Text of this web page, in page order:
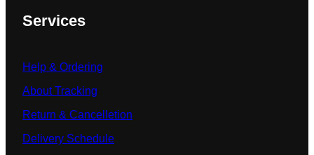
Services
Help & Ordering
About Tracking
Return & Cancelletion
Delivery Schedule